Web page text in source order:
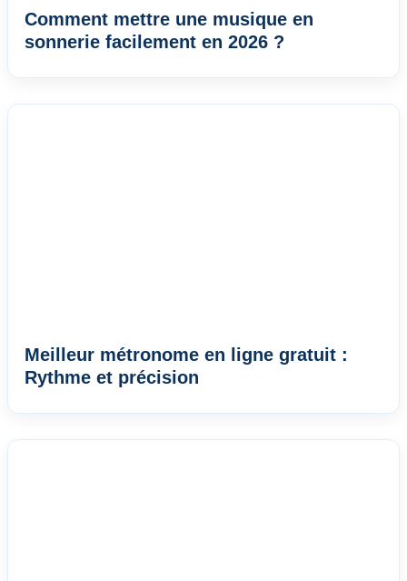
Comment mettre une musique en
sonnerie facilement en 2026 ?
Meilleur métronome en ligne gratuit :
Rythme et précision